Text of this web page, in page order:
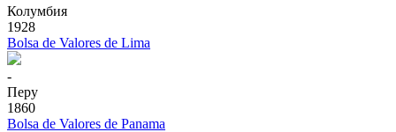
Колумбия
1928
Bolsa de Valores de Lima
-
Перу
1860
Bolsa de Valores de Panama